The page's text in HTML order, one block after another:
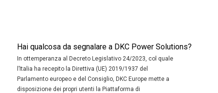
Hai qualcosa da segnalare a DKC Power Solutions?
In ottemperanza al Decreto Legislativo 24/2023, col quale
l’Italia ha recepito la Direttiva (UE) 2019/1937 del
Parlamento europeo e del Consiglio, DKC Europe mette a
disposizione dei propri utenti la Piattaforma di